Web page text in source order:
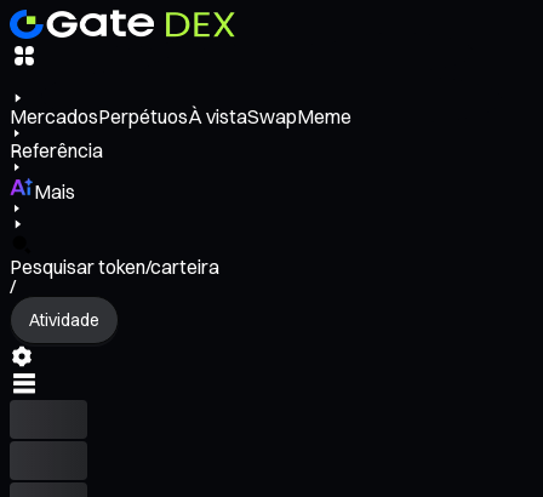
MercadosPerpétuosÀ vistaSwapMeme
Referência
Mais
Pesquisar token/carteira
/
Atividade